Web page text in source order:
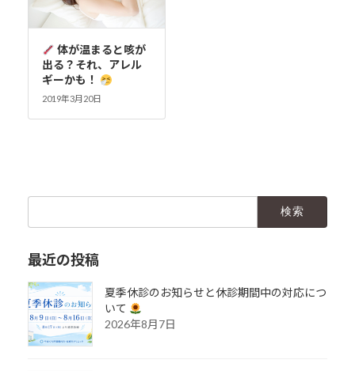
体が温まると咳が
出る？それ、アレル
ギーかも！
2019年3月20日
最近の投稿
夏季休診のお知らせと休診期間中の対応につ
いて
2026年8月7日